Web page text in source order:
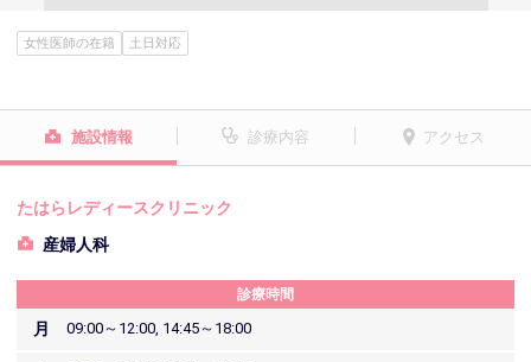
女性医師の在籍 土日対応
施設情報 診療内容 アクセス
たはらレディースクリニック
産婦人科
診療時間
月 09:00～12:00, 14:45～18:00